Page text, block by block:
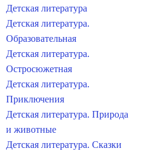
Детская литература
Детская литература.
Образовательная
Детская литература.
Остросюжетная
Детская литература.
Приключения
Детская литература. Природа
и животные
Детская литература. Сказки